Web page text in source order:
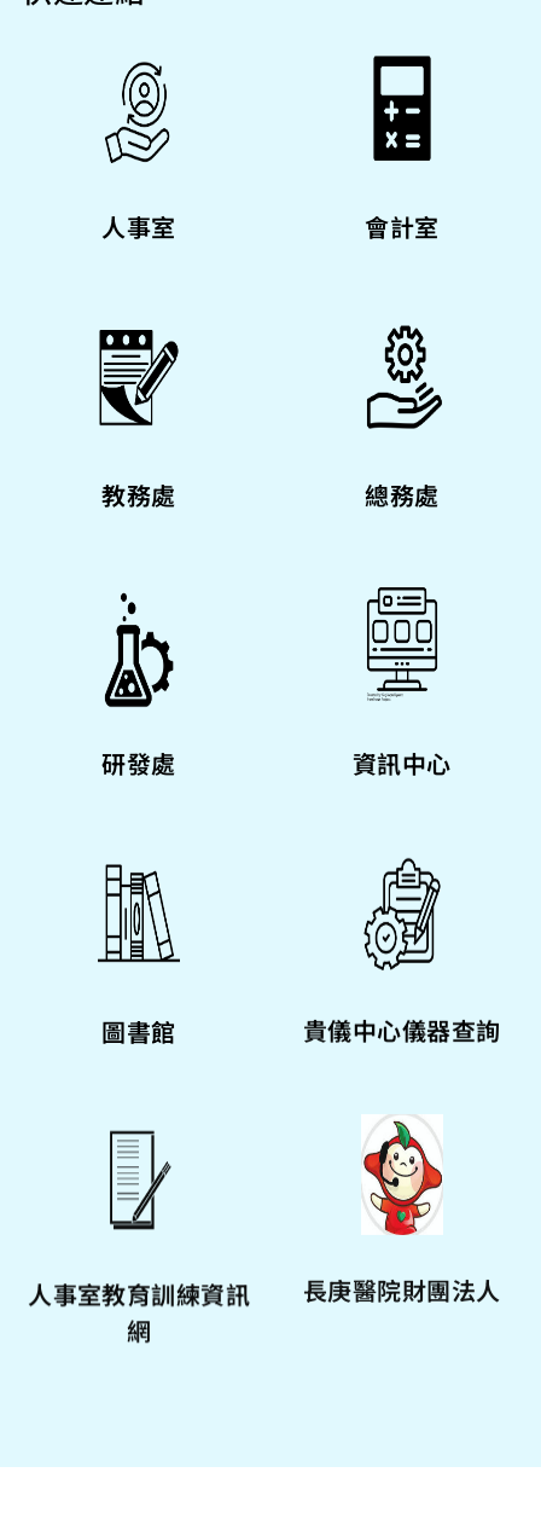
人事室 會計室
教務處 總務處
研發處 資訊中心
圖書館 貴儀中心儀器查詢
人事室教育訓練資訊
網